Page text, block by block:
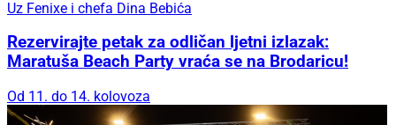
Uz Fenixe i chefa Dina Bebića
Rezervirajte petak za odličan ljetni izlazak:
Maratuša Beach Party vraća se na Brodaricu!
Od 11. do 14. kolovoza